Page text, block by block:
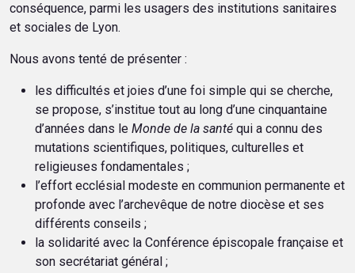
conséquence, parmi les usagers des institutions sanitaires
et sociales de Lyon.
Nous avons tenté de présenter :
les difficultés et joies d’une foi simple qui se cherche,
se propose, s’institue tout au long d’une cinquantaine
d’années dans le Monde de la santé qui a connu des
mutations scientifiques, politiques, culturelles et
religieuses fondamentales ;
l’effort ecclésial modeste en communion permanente et
profonde avec l’archevêque de notre diocèse et ses
différents conseils ;
la solidarité avec la Conférence épiscopale française et
son secrétariat général ;